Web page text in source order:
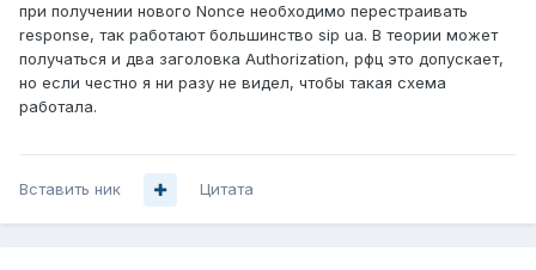
при получении нового Nonce необходимо перестраивать
response, так работают большинство sip ua. В теории может
получаться и два заголовка Authorization, рфц это допускает,
но если честно я ни разу не видел, чтобы такая схема
работала.
Вставить ник Цитата